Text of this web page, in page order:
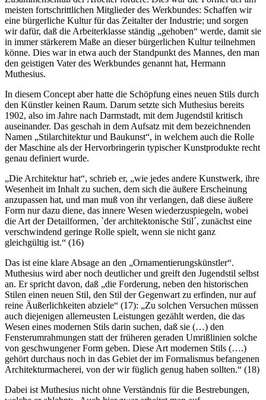
meisten fortschrittlichen Mitglieder des Werkbundes: Schaffen wir
eine bürgerliche Kultur für das Zeitalter der Industrie; und sorgen
wir dafür, daß die Arbeiterklasse ständig „gehoben“ werde, damit sie
in immer stärkerem Maße an dieser bürgerlichen Kultur teilnehmen
könne. Dies war in etwa auch der Standpunkt des Mannes, den man
den geistigen Vater des Werkbundes genannt hat, Hermann
Muthesius.
In diesem Concept aber hatte die Schöpfung eines neuen Stils durch
den Künstler keinen Raum. Darum setzte sich Muthesius bereits
1902, also im Jahre nach Darmstadt, mit dem Jugendstil kritisch
auseinander. Das geschah in dem Aufsatz mit dem bezeichnenden
Namen „Stilarchitektur und Baukunst“, in welchem auch die Rolle
der Maschine als der Hervorbringerin typischer Kunstprodukte recht
genau definiert wurde.
„Die Architektur hat“, schrieb er, „wie jedes andere Kunstwerk, ihre
Wesenheit im Inhalt zu suchen, dem sich die äußere Erscheinung
anzupassen hat, und man muß von ihr verlangen, daß diese äußere
Form nur dazu diene, das innere Wesen wiederzuspiegeln, wobei
die Art der Detailformen, `der architektonische Stil´, zunächst eine
verschwindend geringe Rolle spielt, wenn sie nicht ganz
gleichgültig ist.“ (16)
Das ist eine klare Absage an den „Ornamentierungskünstler“.
Muthesius wird aber noch deutlicher und greift den Jugendstil selbst
an. Er spricht davon, daß „die Forderung, neben den historischen
Stilen einen neuen Stil, den Stil der Gegenwart zu erfinden, nur auf
reine Äußerlichkeiten abziele“ (17): „Zu solchen Versuchen müssen
auch diejenigen allerneusten Leistungen gezählt werden, die das
Wesen eines modernen Stils darin suchen, daß sie (…) den
Fensterumrahmungen statt der früheren geraden Umrißlinien solche
von geschwungener Form geben. Diese Art modernen Stils (….)
gehört durchaus noch in das Gebiet der im Formalismus befangenen
Architekturmacherei, von der wir füglich genug haben sollten.“ (18)
Dabei ist Muthesius nicht ohne Verständnis für die Bestrebungen,